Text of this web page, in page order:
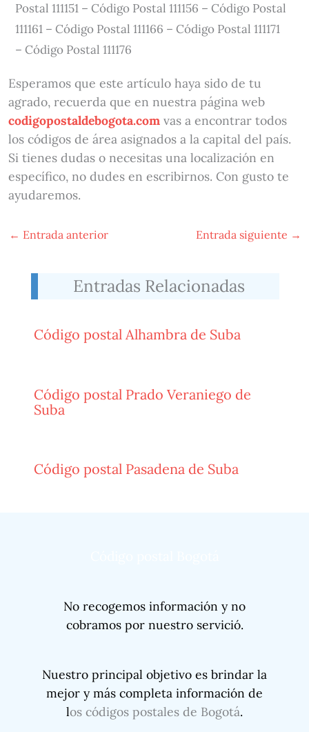
Postal 111151 – Código Postal 111156 – Código Postal
111161 – Código Postal 111166 – Código Postal 111171
– Código Postal 111176
Esperamos que este artículo haya sido de tu
agrado, recuerda que en nuestra página web
codigopostaldebogota.comvas a encontrar todos
los códigos de área asignados a la capital del país.
Si tienes dudas o necesitas una localización en
específico, no dudes en escribirnos. Con gusto te
ayudaremos.
← Entrada anterior Entrada siguiente →
Entradas Relacionadas
Código postal Alhambra de Suba
Código postal Prado Veraniego de
Suba
Código postal Pasadena de Suba
No recogemos información y no
cobramos por nuestro servició.
Nuestro principal objetivo es brindar la
mejor y más completa información de
los códigos postales de Bogotá.